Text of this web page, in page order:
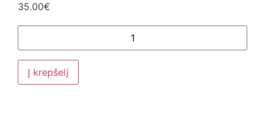
35.00€
Į krepšelį